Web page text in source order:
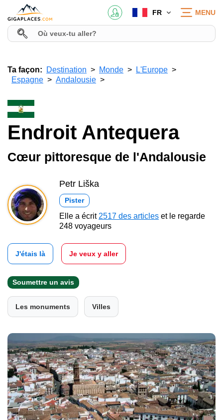
FR MENU
Ta façon: Destination Monde
L'Europe
Espagne
Andalousie
Endroit Antequera
Cœur pittoresque de l'Andalousie
Petr Liška
Pister
Elle a écrit 2517 des articles et le regarde
248 voyageurs
J'étais là Je veux y aller
Soumettre un avis
Les monuments Villes